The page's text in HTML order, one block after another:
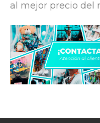
al mejor precio del